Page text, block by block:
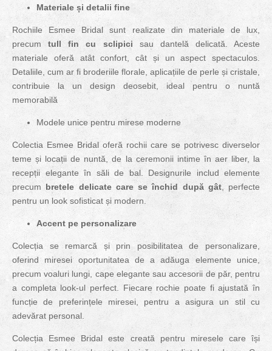
Materiale și detalii fine
Rochiile Esmee Bridal sunt realizate din materiale de lux,
precumtull fin cu sclipici sau dantelă delicată. Aceste
materiale oferă atât confort, cât și un aspect spectaculos.
Detaliile, cum ar fi broderiile florale, aplicațiile de perle și cristale,
contribuie la un design deosebit, ideal pentru o nuntă
memorabilă
Modele unice pentru mirese moderne
Colectia Esmee Bridal oferă rochii care se potrivesc diverselor
teme și locații de nuntă, de la ceremonii intime în aer liber, la
recepții elegante în săli de bal. Designurile includ elemente
precum bretele delicate care se închid după gât, perfecte
pentru un look sofisticat și modern.
Accent pe personalizare
Colecția se remarcă și prin posibilitatea de personalizare,
oferind miresei oportunitatea de a adăuga elemente unice,
precum voaluri lungi, cape elegante sau accesorii de păr, pentru
a completa look-ul perfect. Fiecare rochie poate fi ajustată în
funcție de preferințele miresei, pentru a asigura un stil cu
adevărat personal.
Colecția Esmee Bridal este creată pentru miresele care își